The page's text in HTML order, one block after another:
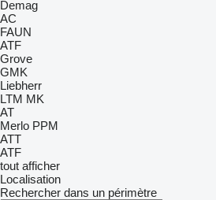
Demag
AC
FAUN
ATF
Grove
GMK
Liebherr
LTM MK
AT
Merlo PPM
ATT
ATF
tout afficher
Localisation
Rechercher dans un périmètre